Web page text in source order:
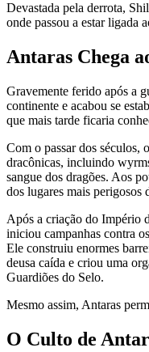
Devastada pela derrota,
onde passou a estar ligada
Antaras Chega
Gravemente ferido após a
continente e acabou se
que mais tarde ficaria
Com o passar dos séculos,
dracônicas, incluindo
sangue dos dragões. Aos
dos lugares mais perigosos
Após a criação do Império
iniciou campanhas contra
Ele construiu enormes
deusa caída e criou uma
Guardiões do Selo.
Mesmo assim, Antaras
O Culto de